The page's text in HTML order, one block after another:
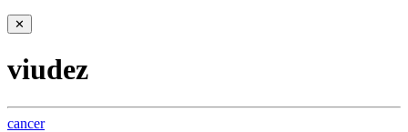
✕
viudez
cancer